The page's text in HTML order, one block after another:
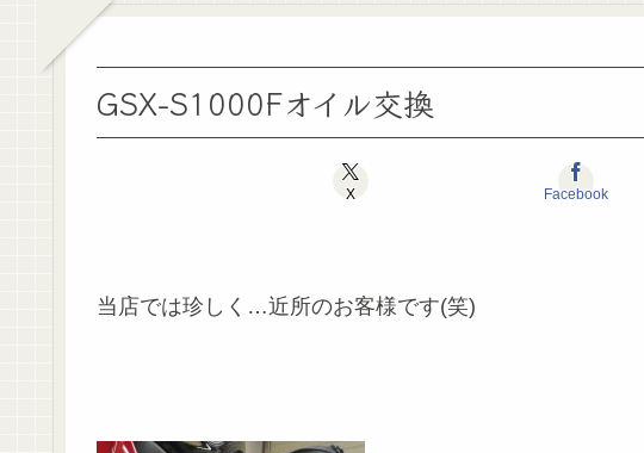
GSX-S1000Fオイル交換
X Facebook
当店では珍しく…近所のお客様です(笑)